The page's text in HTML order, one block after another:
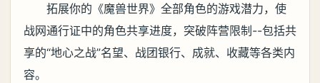
拓展你的《魔兽世界》全部角色的游戏潜力，使
战网通行证中的角色共享进度，突破阵营限制--包括共
享的“地心之战”名望、战团银行、成就、收藏等各类内
容。